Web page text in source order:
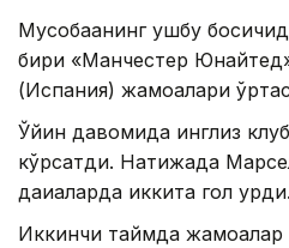
Мусобақанинг ушбу
бири «Манчестер
(Испания) жамоалари
Ўйин давомида инглиз
кўрсатди. Натижада
дақиқаларда иккита гол урди.
Иккинчи таймда жамоалар